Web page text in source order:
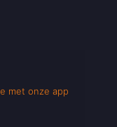
met onze app